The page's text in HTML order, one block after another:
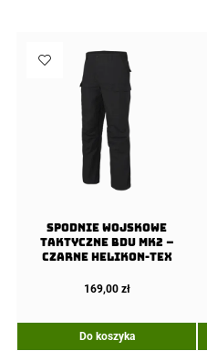
SPODNIE Wojskowe
Taktyczne BDU MK2 –
Czarne Helikon-Tex
169,00 zł
Do koszyka